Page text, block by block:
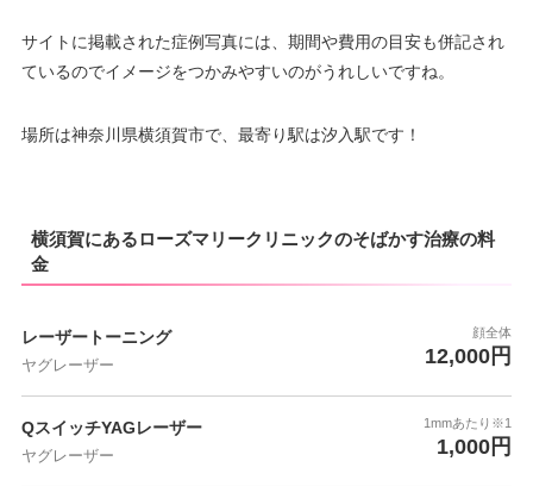
サイトに掲載された症例写真には、期間や費用の目安も併記され
ているのでイメージをつかみやすいのがうれしいですね。
場所は神奈川県横須賀市で、最寄り駅は汐入駅です！
横須賀にあるローズマリークリニックのそばかす治療の料
金
レーザートーニング
ヤグレーザー
顔全体
12,000円
QスイッチYAGレーザー
ヤグレーザー
1mmあたり※1
1,000円